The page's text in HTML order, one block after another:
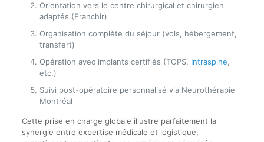
Orientation vers le centre chirurgical et chirurgien
adaptés (Franchir)
Organisation complète du séjour (vols, hébergement,
transfert)
Opération avec implants certifiés (TOPS, Intraspine,
etc.)
Suivi post-opératoire personnalisé via Neurothérapie
Montréal
Cette prise en charge globale illustre parfaitement la
synergie entre expertise médicale et logistique,